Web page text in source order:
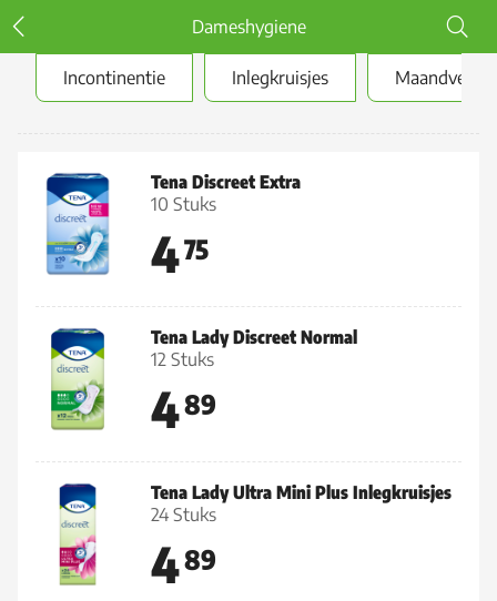
Dameshygiene
Incontinentie Inlegkruisjes
Incontinentie
Tena Discreet Extra
10 Stuks
475
Tena Lady Discreet Normal
12 Stuks
489
Tena Lady Ultra Mini Plus Inlegkruisjes
24 Stuks
489